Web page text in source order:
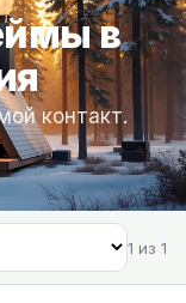
в
контакт.
1 из 1